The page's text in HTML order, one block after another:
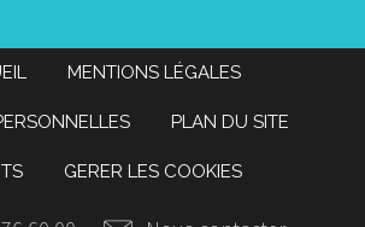
MENTIONS LÉGALES
PLAN DU SITE
GERER LES COOKIES